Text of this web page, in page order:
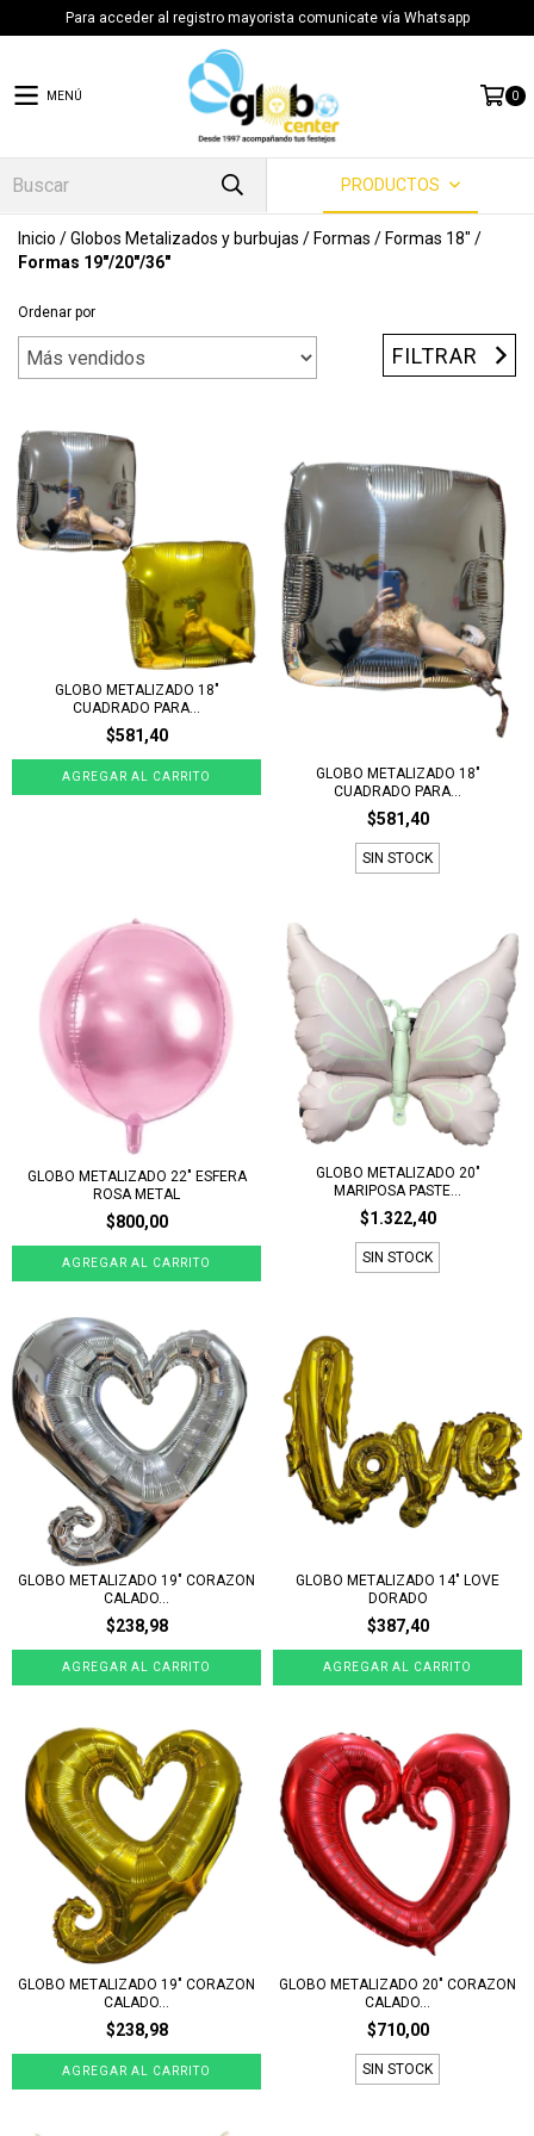
Para acceder al registro mayorista comunicate vía Whatsapp
MENÚ 0
PRODUCTOS
Inicio /Globos Metalizados y burbujas / Formas / Formas 18" /
Formas 19"/20"/36"
Ordenar por
FILTRAR
GLOBO METALIZADO 18"
CUADRADO PARA...
$581,40
GLOBO METALIZADO 18"
CUADRADO PARA...
$581,40
SIN STOCK
GLOBO METALIZADO 22" ESFERA
ROSA METAL
$800,00
GLOBO METALIZADO 20"
MARIPOSA PASTE...
$1.322,40
SIN STOCK
GLOBO METALIZADO 19" CORAZON
CALADO...
$238,98
GLOBO METALIZADO 14" LOVE
DORADO
$387,40
GLOBO METALIZADO 19" CORAZON
CALADO...
$238,98
GLOBO METALIZADO 20" CORAZON
CALADO...
$710,00
SIN STOCK